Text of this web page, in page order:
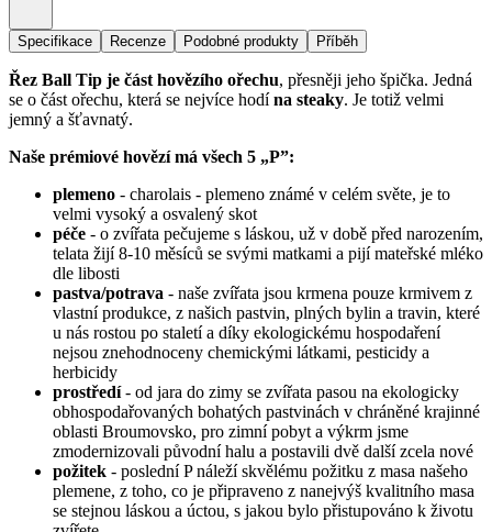
Specifikace Recenze Podobné produkty Příběh
Řez Ball Tip je část hovězího ořechu, přesněji jeho špička. Jedná
se o část ořechu, která se nejvíce hodína steaky. Je totiž velmi
jemný a šťavnatý.
Naše prémiové hovězí má všech 5 „P”:
plemeno - charolais - plemeno známé v celém světe, je to
velmi vysoký a osvalený skot
péče - o zvířata pečujeme s láskou, už v době před narozením,
telata žijí 8-10 měsíců se svými matkami a pijí mateřské mléko
dle libosti
pastva/potrava - naše zvířata jsou krmena pouze krmivem z
vlastní produkce, z našich pastvin, plných bylin a travin, které
u nás rostou po staletí a díky ekologickému hospodaření
nejsou znehodnoceny chemickými látkami, pesticidy a
herbicidy
prostředí- od jara do zimy se zvířata pasou na ekologicky
obhospodařovaných bohatých pastvinách v chráněné krajinné
oblasti Broumovsko, pro zimní pobyt a výkrm jsme
zmodernizovali původní halu a postavili dvě další zcela nové
požitek - poslední P náleží skvělému požitku z masa našeho
plemene, z toho, co je připraveno z nanejvýš kvalitního masa
se stejnou láskou a úctou, s jakou bylo přistupováno k životu